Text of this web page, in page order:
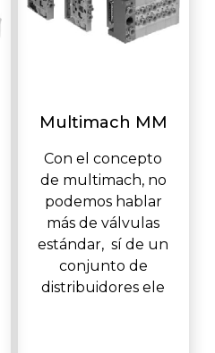
Multimach MM
Con el concepto
de multimach, no
podemos hablar
más de válvulas
estándar, sí de un
conjunto de
distribuidores ele